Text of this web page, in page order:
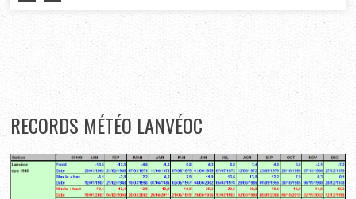
RECORDS MÉTÉO LANVÉOC